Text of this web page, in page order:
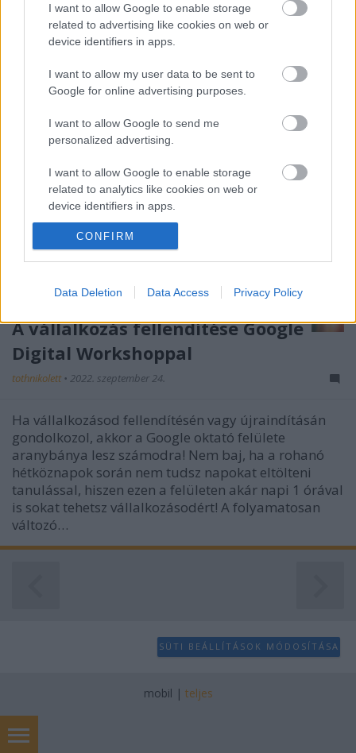
I want to allow Google to enable storage
related to advertising like cookies on web or
device identifiers in apps.
I want to allow my user data to be sent to
Google for online advertising purposes.
I want to allow Google to send me
personalized advertising.
I want to allow Google to enable storage
related to analytics like cookies on web or
device identifiers in apps.
I want to allow Google to enable storage
I want to allow Google to enable storage
I want to allow Google to enable storage
related to security, including authentication
user protection.
CONFIRM
Data Deletion Data Access Privacy Policy
belegondolni, hogy az internet alapvetően nem a
gyermekek számára készült, a tervezése során a
felnőtt felhasználók igényeit vették alapul. Nem…
A vállalkozás fellendítése Google
Digital Workshoppal
tothnikolett • 2022. szeptember 24.
Ha vállalkozásod fellendítésén vagy újraindításán
gondolkozol, akkor a Google oktató felülete
aranybánya lesz számodra! Nem baj, ha a rohanó
hétköznapok során nem tudsz napokat eltölteni
tanulással, hiszen ezen a felületen akár napi 1 órával
is sokat tehetsz vállalkozásodért! A folyamatosan
változó…
SÜTI BEÁLLÍTÁSOK MÓDOSÍTÁSA
mobil | teljes